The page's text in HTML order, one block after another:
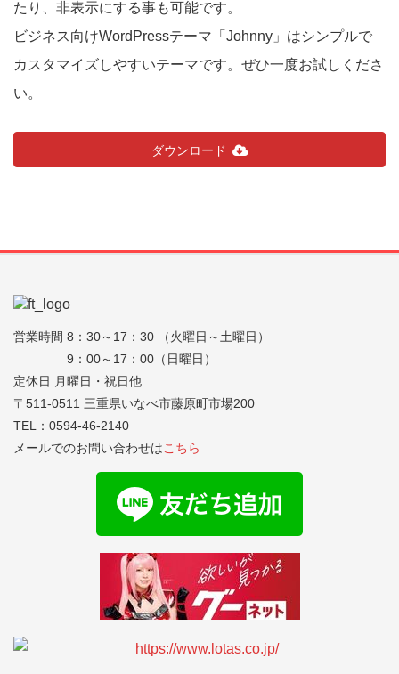
たり、非表示にする事も可能です。
ビジネス向けWordPressテーマ「Johnny」はシンプルで
カスタマイズしやすいテーマです。ぜひ一度お試しくださ
い。
ダウンロード
営業時間 8：30～17：30 （火曜日～土曜日）
9：00～17：00（日曜日）
定休日 月曜日・祝日他
〒511-0511 三重県いなべ市藤原町市場200
TEL：0594-46-2140
メールでのお問い合わせはこちら